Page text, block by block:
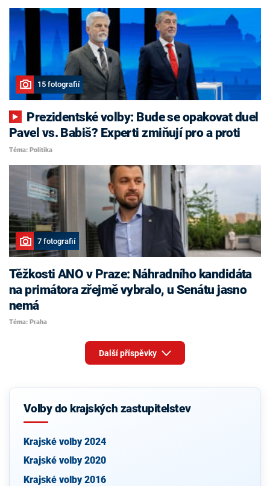
15 fotografií
Pavel vs. Babiš? Experti zmiňují pro a proti
Téma: Politika
7 fotografií
Těžkosti ANO v Praze: Náhradního kandidáta
na primátora zřejmě vybralo, u Senátu jasno
nemá
Téma: Praha
Další příspěvky
Volby do krajských zastupitelstev
Krajské volby 2024
Krajské volby 2020
Krajské volby 2016